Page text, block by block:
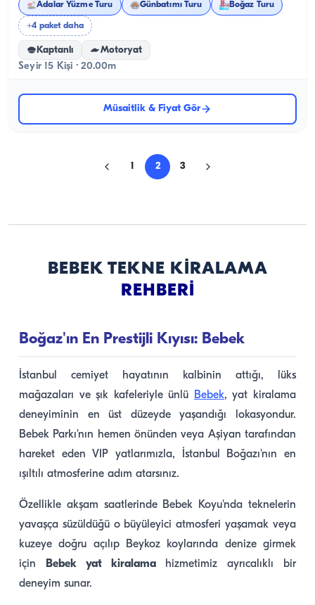
Adalar Yüzme Turu Günbatımı Turu Boğaz Turu
+4 paket daha
Kaptanlı Motoryat
Seyir 15 Kişi · 20.00m
Müsaitlik & Fiyat Gör
1 2 3
BEBEK TEKNE KIRALAMA
REHBERI
Boğaz'ın En Prestijli Kıyısı: Bebek
İstanbul cemiyet hayatının kalbinin attığı, lüks
mağazaları ve şık kafeleriyle ünlü
Bebek, yat kiralama
deneyiminin en üst düzeyde yaşandığı lokasyondur.
Bebek Parkı'nın hemen önünden veya Aşiyan tarafından
hareket eden VIP yatlarımızla, İstanbul Boğazı'nın en
ışıltılı atmosferine adım atarsınız.
Özellikle akşam saatlerinde Bebek Koyu'nda teknelerin
yavaşça süzüldüğü o büyüleyici atmosferi yaşamak veya
kuzeye doğru açılıp Beykoz koylarında denize girmek
için
Bebek yat kiralamahizmetimiz ayrıcalıklı bir
deneyim sunar.